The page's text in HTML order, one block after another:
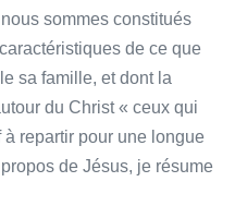
sommes constitués
de ce que
sa famille, et dont la
du Christ « ceux qui
repartir pour une longue
de Jésus, je résume